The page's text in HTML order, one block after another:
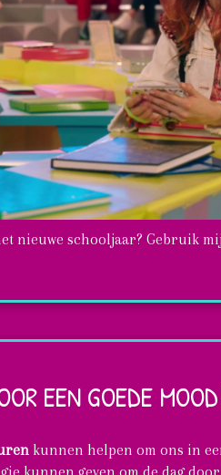
nieuwe schooljaar? Gebruik
EEN GOEDE
kunnen helpen om ons in
kunnen geven om de dag